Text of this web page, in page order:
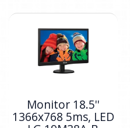
Monitor 18.5''
1366x768 5ms, LED